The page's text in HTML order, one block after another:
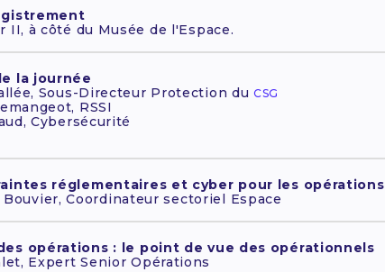
II, à côté du Musée de l'Espace.
la journée
Sous-Directeur Protection duCSG
RSSI
Cybersécurité
réglementaires et cyber pour les opérations
Coordinateur sectoriel Espace
opérations : le point de vue des opérationnels
Expert Senior Opérations